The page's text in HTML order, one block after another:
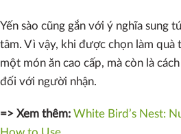
Yến sào cũng gắn với ý nghĩa sung
tâm. Vì vậy, khi được chọn làm quà
một món ăn cao cấp, mà còn là
đối với người nhận.
=> Xem thêm: White Bird’s Nest: